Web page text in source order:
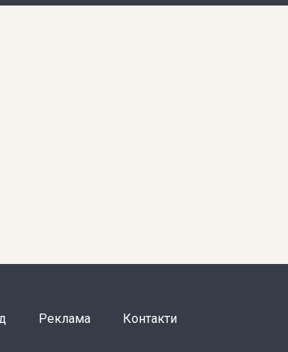
Реклама Контакти